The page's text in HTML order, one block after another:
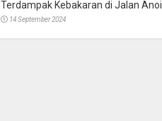
Terdampak Kebakaran di Jalan Anoi
14 September 2024